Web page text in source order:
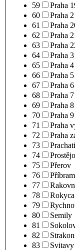
59
Praha
60
Praha 2
61
Praha
62
Praha
63
Praha
64
Praha 3
65
Praha 4
66
Praha 5
67
Praha 6
68
Praha 7
69
Praha 8
70
Praha 9
71
Praha
72
Praha
73
74
75
Přerov
76
Příbram
77
78
79
80
Semily
81
82
83
Svitavy